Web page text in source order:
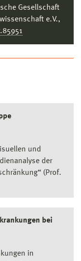
Gesellschaft
e.V.,
und
der
(Prof.
bei
in